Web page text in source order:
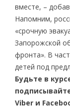
вместе, –
Напомним,
«срочную
Запорожской
фронта». В
детей под
Будьте в
Viber и